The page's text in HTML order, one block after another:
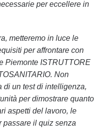
per eccellere in
metteremo in luce le
per affrontare con
Piemonte ISTRUTTORE
Non
di un test di intelligenza,
per dimostrare quanto
aspetti del lavoro, le
passare il quiz senza